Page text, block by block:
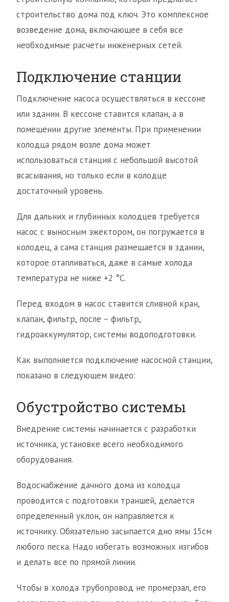
строительство дома под ключ. Это комплексное
возведение дома, включающее в себя все
необходимые расчеты инженерных сетей.
Подключение станции
Подключение насоса осуществляться в кессоне
или здании. В кессоне ставится клапан, а в
помещении другие элементы. При применении
колодца рядом возле дома может
использоваться станция с небольшой высотой
всасывания, но только если в колодце
достаточный уровень.
Для дальних и глубинных колодцев требуется
насос с выносным эжектором, он погружается в
колодец, а сама станция размещается в здании,
которое отапливаться, даже в самые холода
температура не ниже +2 °C.
Перед входом в насос ставится сливной кран,
клапан, фильтр, после – фильтр,
гидроаккумулятор, системы водоподготовки.
Как выполняется подключение насосной станции,
показано в следующем видео:
Обустройство системы
Внедрение системы начинается с разработки
источника, установке всего необходимого
оборудования.
Водоснабжение дачного дома из колодца
проводится с подготовки траншей, делается
определенный уклон, он направляется к
источнику. Обязательно засыпается дно ямы 15см
любого песка. Надо избегать возможных изгибов
и делать все по прямой линии.
Чтобы в холода трубопровод не промерзал, его